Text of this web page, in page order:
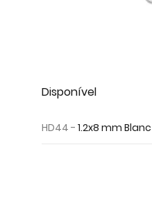
Skip
to
beginning
Disponível
HD44 - 1.2x8 mm